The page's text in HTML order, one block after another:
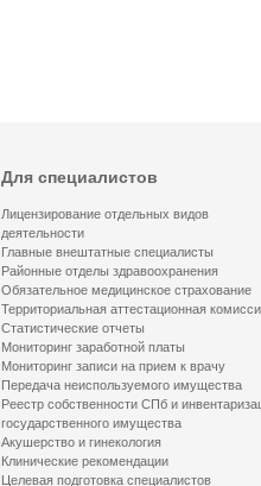
Для специалистов
Лицензирование отдельных видов
деятельности
Главные внештатные специалисты
Районные отделы здравоохранения
Обязательное медицинское страхование
Территориальная аттестационная
Статистические отчеты
Мониторинг заработной платы
Мониторинг записи на прием к врачу
Передача неиспользуемого имущества
Реестр собственности СПб и
государственного имущества
Акушерство и гинекология
Клинические рекомендации
Целевая подготовка специалистов